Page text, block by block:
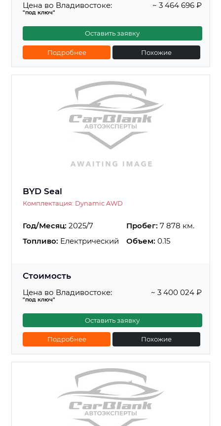
Цена во Владивостоке:
"под ключ"
~ 3 464 696 ₽
Оставить заявку
Подробнее Похожие
BYD Seal
Комплектация: Dynamic AWD
Год/Месяц: 2025/7 Пробег: 7 878 км.
Топливо: Електрический Объем: 0.15
Стоимость
Цена во Владивостоке:
"под ключ"
~ 3 400 024 ₽
Оставить заявку
Подробнее Похожие